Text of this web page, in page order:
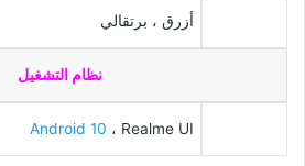
أزرق ، برتقالي
نظام التشغيل
Android 10 ، Realme UI